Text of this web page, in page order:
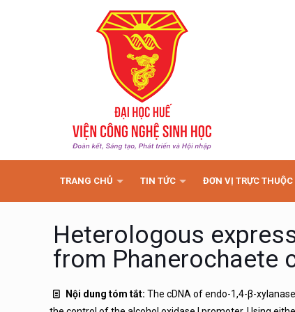
TRANG CHỦ TIN TỨC ĐƠN VỊ TRỰC THUỘC
Heterologous
from Phanerochaete
Nội dung tóm tắt: The cDNA of endo-1,4-β-